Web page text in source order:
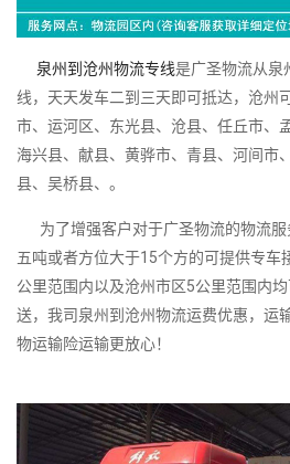
泉州到沧州物流专线是广圣物流从泉
线，天天发车二到三天即可抵达，沧州
市、运河区、东光县、沧县、任丘市、
海兴县、献县、黄骅市、青县、河间市
县、吴桥县、。
为了增强客户对于广圣物流的物流服
五吨或者方位大于15个方的可提供专车
公里范围内以及沧州市区5公里范围内
送，我司泉州到沧州物流运费优惠，运
物运输险运输更放心！